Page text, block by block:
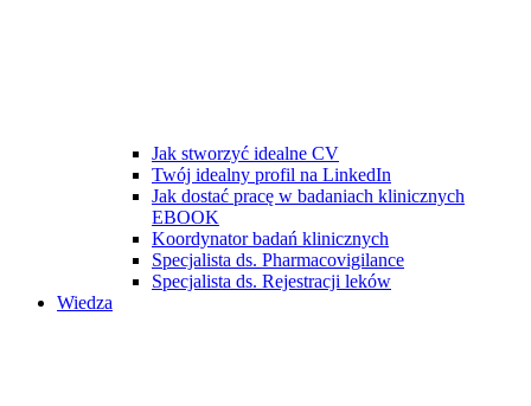
Jak stworzyć idealne CV
Twój idealny profil na LinkedIn
Jak dostać pracę w badaniach klinicznych
EBOOK
Koordynator badań klinicznych
Specjalista ds. Pharmacovigilance
Specjalista ds. Rejestracji leków
Wiedza